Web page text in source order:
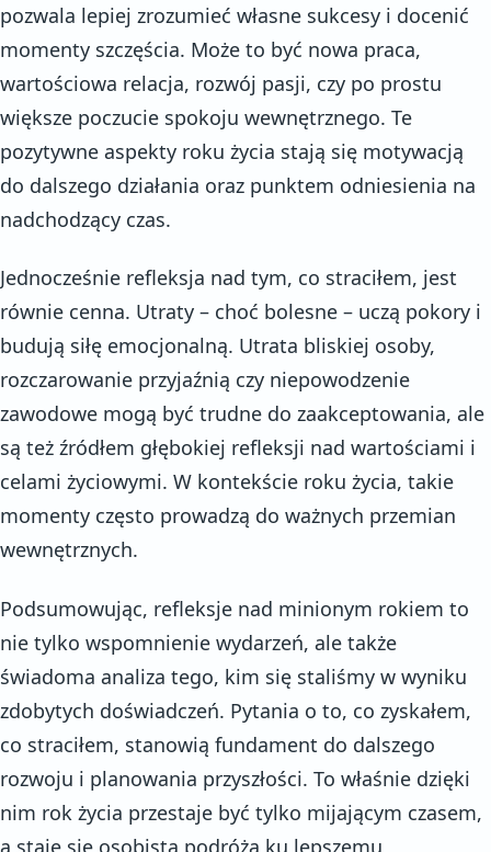
pozwala lepiej zrozumieć własne sukcesy i docenić
momenty szczęścia. Może to być nowa praca,
wartościowa relacja, rozwój pasji, czy po prostu
większe poczucie spokoju wewnętrznego. Te
pozytywne aspekty roku życia stają się motywacją
do dalszego działania oraz punktem odniesienia na
nadchodzący czas.
Jednocześnie refleksja nad tym, co straciłem, jest
równie cenna. Utraty – choć bolesne – uczą pokory i
budują siłę emocjonalną. Utrata bliskiej osoby,
rozczarowanie przyjaźnią czy niepowodzenie
zawodowe mogą być trudne do zaakceptowania, ale
są też źródłem głębokiej refleksji nad wartościami i
celami życiowymi. W kontekście roku życia, takie
momenty często prowadzą do ważnych przemian
wewnętrznych.
Podsumowując, refleksje nad minionym rokiem to
nie tylko wspomnienie wydarzeń, ale także
świadoma analiza tego, kim się staliśmy w wyniku
zdobytych doświadczeń. Pytania o to, co zyskałem,
co straciłem, stanowią fundament do dalszego
rozwoju i planowania przyszłości. To właśnie dzięki
nim rok życia przestaje być tylko mijającym czasem,
a staje się osobistą podróżą ku lepszemu